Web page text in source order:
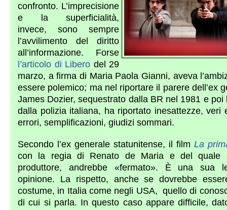
confronto. L’imprecisione
e la superficialità,
invece, sono sempre
l’avvilimento del diritto
all’informazione. Forse
l’articolo di Libero del 29
marzo, a firma di Maria Paola Gianni, aveva
essere polemico; ma nel riportare il parere dell’ex
James Dozier, sequestrato dalla BR nel 1981 e poi
dalla polizia italiana, ha riportato inesattezze, veri
errori, semplificazioni, giudizi sommari.
Secondo l’ex generale statunitense, il film La
con la regia di Renato de Maria e del quale
produttore, andrebbe «fermato». È una sua
opinione. La rispetto, anche se dovrebbe
costume, in Italia come negli USA, quello di
di cui si parla. In questo caso appare difficile,